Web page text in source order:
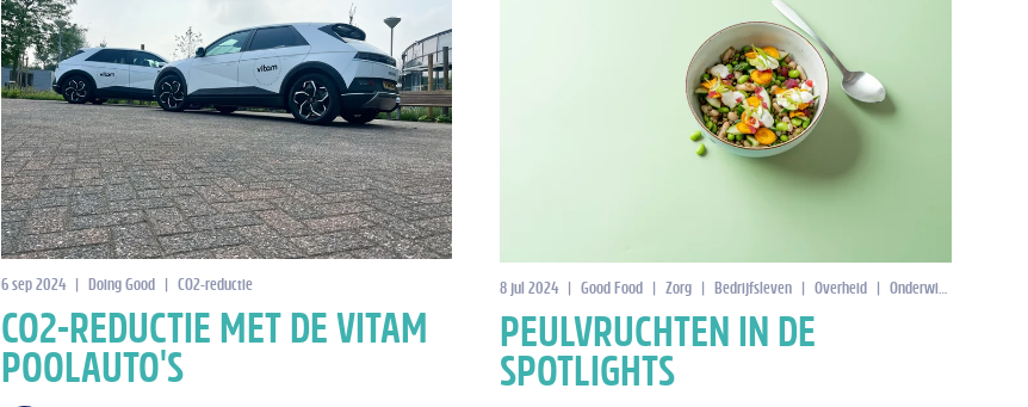
6 sep 2024 | Doing Good | CO2-reductie
CO2-REDUCTIE MET DE VITAM
POOLAUTO'S
8 jul 2024 | Good Food | Zorg | Bedrijfsleven | Overheid | Onderwijs
PEULVRUCHTEN IN DE
SPOTLIGHTS